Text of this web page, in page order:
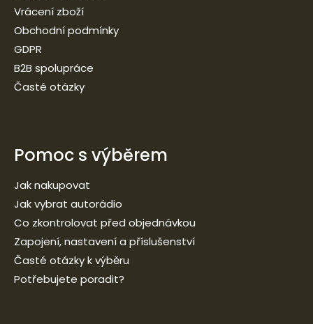
Vrácení zboží
Obchodní podmínky
GDPR
B2B spolupráce
Časté otázky
Pomoc s výběrem
Jak nakupovat
Jak vybrat autorádio
Co zkontrolovat před objednávkou
Zapojení, nastavení a příslušenství
Časté otázky k výběru
Potřebujete poradit?